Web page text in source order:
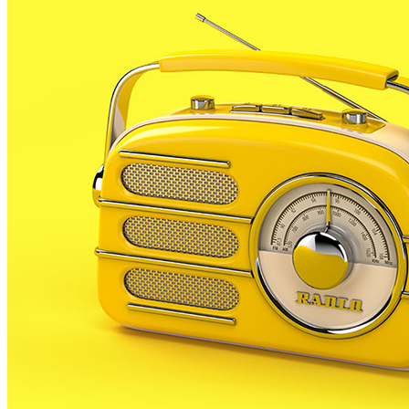
D’aquesta manera la jornada començarà a les 11.30
Un cop acabada la primera part de l’aplec, cap a les
poden comprar a la Farmàcia Moner, la Papereria
d’amanida, mongetes i patates, pa amb tomàquet,
A la tarda tornaran les sardanes de la mà de la Cobla
L’Ajuntament, la Cobla de PLF i aquesta emissora
Sabatera. Un homenatge que omple d’orgull i
Maria Fenoll ha estat la màxima impulsora de la
dedicat a les sardanes des de fa prop de 30 anys.
familiar, com ho explicava al programa PLF en Xarxa
Durant tot el diumenge estarà prohibit estacionar i